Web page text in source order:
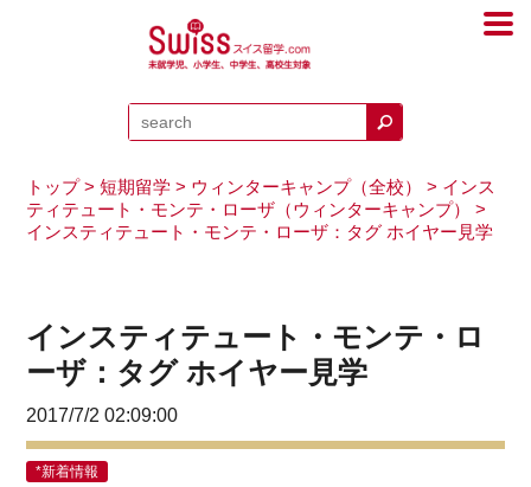
トップ>短期留学 > ウィンターキャンプ（全校） > インス
ティテュート・モンテ・ローザ（ウィンターキャンプ）
>
インスティテュート・モンテ・ローザ：タグ ホイヤー見学
インスティテュート・モンテ・ロ
ーザ：タグ ホイヤー見学
2017/7/2 02:09:00
*新着情報